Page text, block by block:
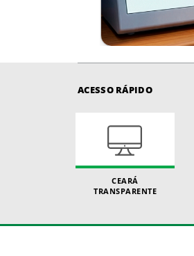
ACESSO RÁPIDO
CEARÁ
TRANSPARENTE